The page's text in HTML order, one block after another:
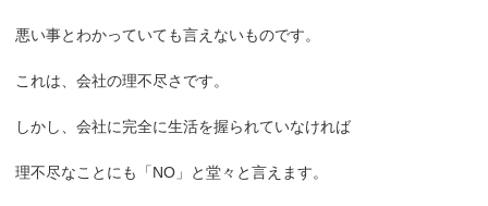
悪い事とわかっていても言えないものです。
これは、会社の理不尽さです。
しかし、会社に完全に生活を握られていなければ
理不尽なことにも「NO」と堂々と言えます。